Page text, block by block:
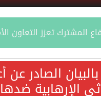
المشترك تعزز
مكة تعكس الإرادة
بالبيان
ضدها